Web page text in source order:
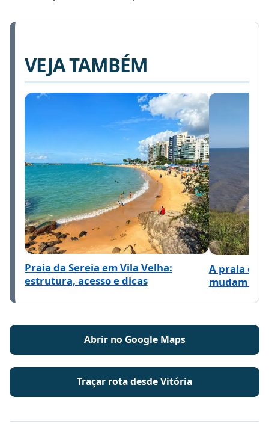
VEJA TAMBÉM
Praia da Sereia em Vila Velha:
estrutura, acesso e dicas
A praia de
mudam
Abrir no Google Maps
Traçar rota desde Vitória